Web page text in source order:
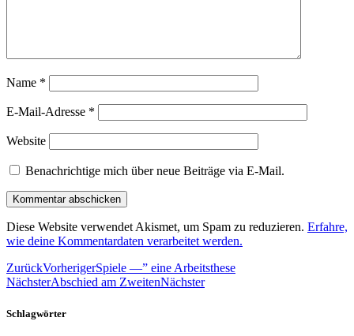
Name *
E-Mail-Adresse *
Website
Benachrichtige mich über neue Beiträge via E-Mail.
Diese Website verwendet Akismet, um Spam zu reduzieren. Erfahre,
wie deine Kommentardaten verarbeitet werden.
ZurückVorherigerSpiele —” eine Arbeitsthese
NächsterAbschied am ZweitenNächster
Schlagwörter